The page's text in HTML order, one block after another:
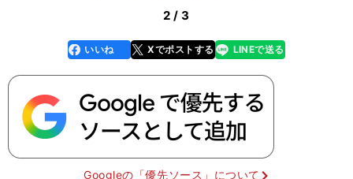
2 / 3
faceboo
k
いいね Xでポストする
line LINEで送る
Googleの「優先ソース」について